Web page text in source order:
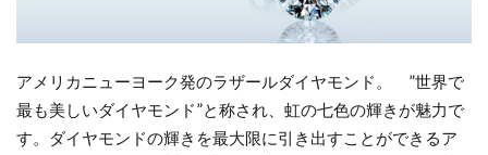
アメリカニューヨーク発のラザールダイヤモンド。 ”世界で
最も美しいダイヤモンド”と称され、虹の七色の輝きが魅力で
す。ダイヤモンドの輝きを最大限に引き出すことができるア